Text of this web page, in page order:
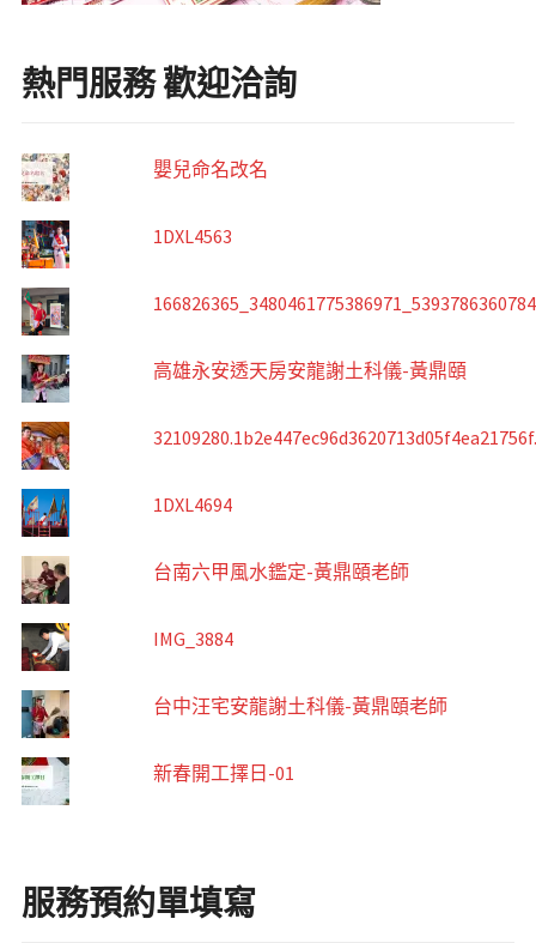
熱門服務 歡迎洽詢
嬰兒命名改名
1DXL4563
高雄永安透天房安龍謝土科儀-黃鼎頤
1DXL4694
台南六甲風水鑑定-黃鼎頤老師
IMG_3884
台中汪宅安龍謝土科儀-黃鼎頤老師
新春開工擇日-01
服務預約單填寫